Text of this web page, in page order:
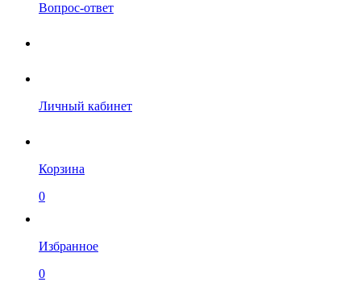
Вопрос-ответ
Личный кабинет
Корзина
0
Избранное
0